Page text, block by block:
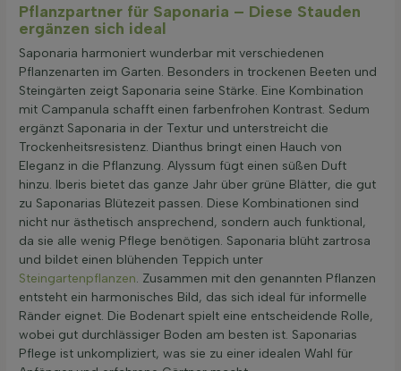
Pflanzpartner für Saponaria – Diese Stauden
ergänzen sich ideal
Saponaria harmoniert wunderbar mit verschiedenen
Pflanzenarten im Garten. Besonders in trockenen Beeten und
Steingärten zeigt Saponaria seine Stärke. Eine Kombination
mit Campanula schafft einen farbenfrohen Kontrast. Sedum
ergänzt Saponaria in der Textur und unterstreicht die
Trockenheitsresistenz. Dianthus bringt einen Hauch von
Eleganz in die Pflanzung. Alyssum fügt einen süßen Duft
hinzu. Iberis bietet das ganze Jahr über grüne Blätter, die gut
zu Saponarias Blütezeit passen. Diese Kombinationen sind
nicht nur ästhetisch ansprechend, sondern auch funktional,
da sie alle wenig Pflege benötigen. Saponaria blüht zartrosa
und bildet einen blühenden Teppich unter
Steingartenpflanzen. Zusammen mit den genannten Pflanzen
entsteht ein harmonisches Bild, das sich ideal für informelle
Ränder eignet. Die Bodenart spielt eine entscheidende Rolle,
wobei gut durchlässiger Boden am besten ist. Saponarias
Pflege ist unkompliziert, was sie zu einer idealen Wahl für